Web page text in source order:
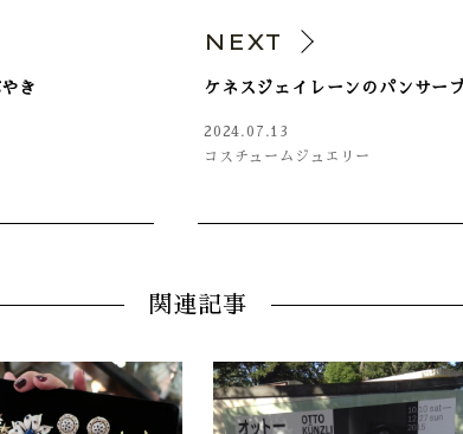
き
NEXT
ケネスジェイレーンのパンサー
2024.07.13
コスチュームジュエリー
関連記事